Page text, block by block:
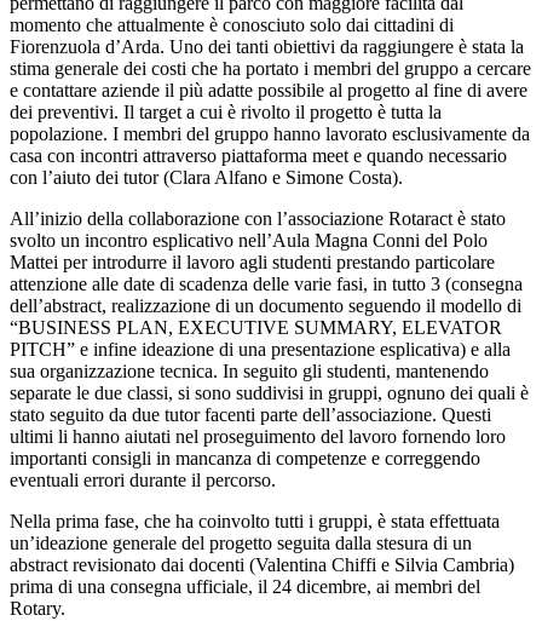
momento che attualmente è conosciuto solo dai cittadini di
Fiorenzuola d’Arda. Uno dei tanti obiettivi da raggiungere è stata la
stima generale dei costi che ha portato i membri del gruppo a cercare
e contattare aziende il più adatte possibile al progetto al fine di avere
dei preventivi. Il target a cui è rivolto il progetto è tutta la
popolazione. I membri del gruppo hanno lavorato esclusivamente da
casa con incontri attraverso piattaforma meet e quando necessario
con l’aiuto dei tutor (Clara Alfano e Simone Costa).
All’inizio della collaborazione con l’associazione Rotaract è stato
svolto un incontro esplicativo nell’Aula Magna Conni del Polo
Mattei per introdurre il lavoro agli studenti prestando particolare
attenzione alle date di scadenza delle varie fasi, in tutto 3 (consegna
dell’abstract, realizzazione di un documento seguendo il modello di
“BUSINESS PLAN, EXECUTIVE SUMMARY, ELEVATOR
PITCH” e infine ideazione di una presentazione esplicativa) e alla
sua organizzazione tecnica. In seguito gli studenti, mantenendo
separate le due classi, si sono suddivisi in gruppi, ognuno dei quali è
stato seguito da due tutor facenti parte dell’associazione. Questi
ultimi li hanno aiutati nel proseguimento del lavoro fornendo loro
importanti consigli in mancanza di competenze e correggendo
eventuali errori durante il percorso.
Nella prima fase, che ha coinvolto tutti i gruppi, è stata effettuata
un’ideazione generale del progetto seguita dalla stesura di un
abstract revisionato dai docenti (Valentina Chiffi e Silvia Cambria)
prima di una consegna ufficiale, il 24 dicembre, ai membri del
Rotary.